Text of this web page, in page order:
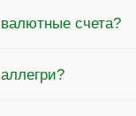
счета?